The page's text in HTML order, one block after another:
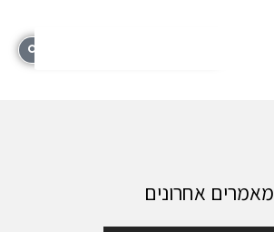
מאמרים אחרונים